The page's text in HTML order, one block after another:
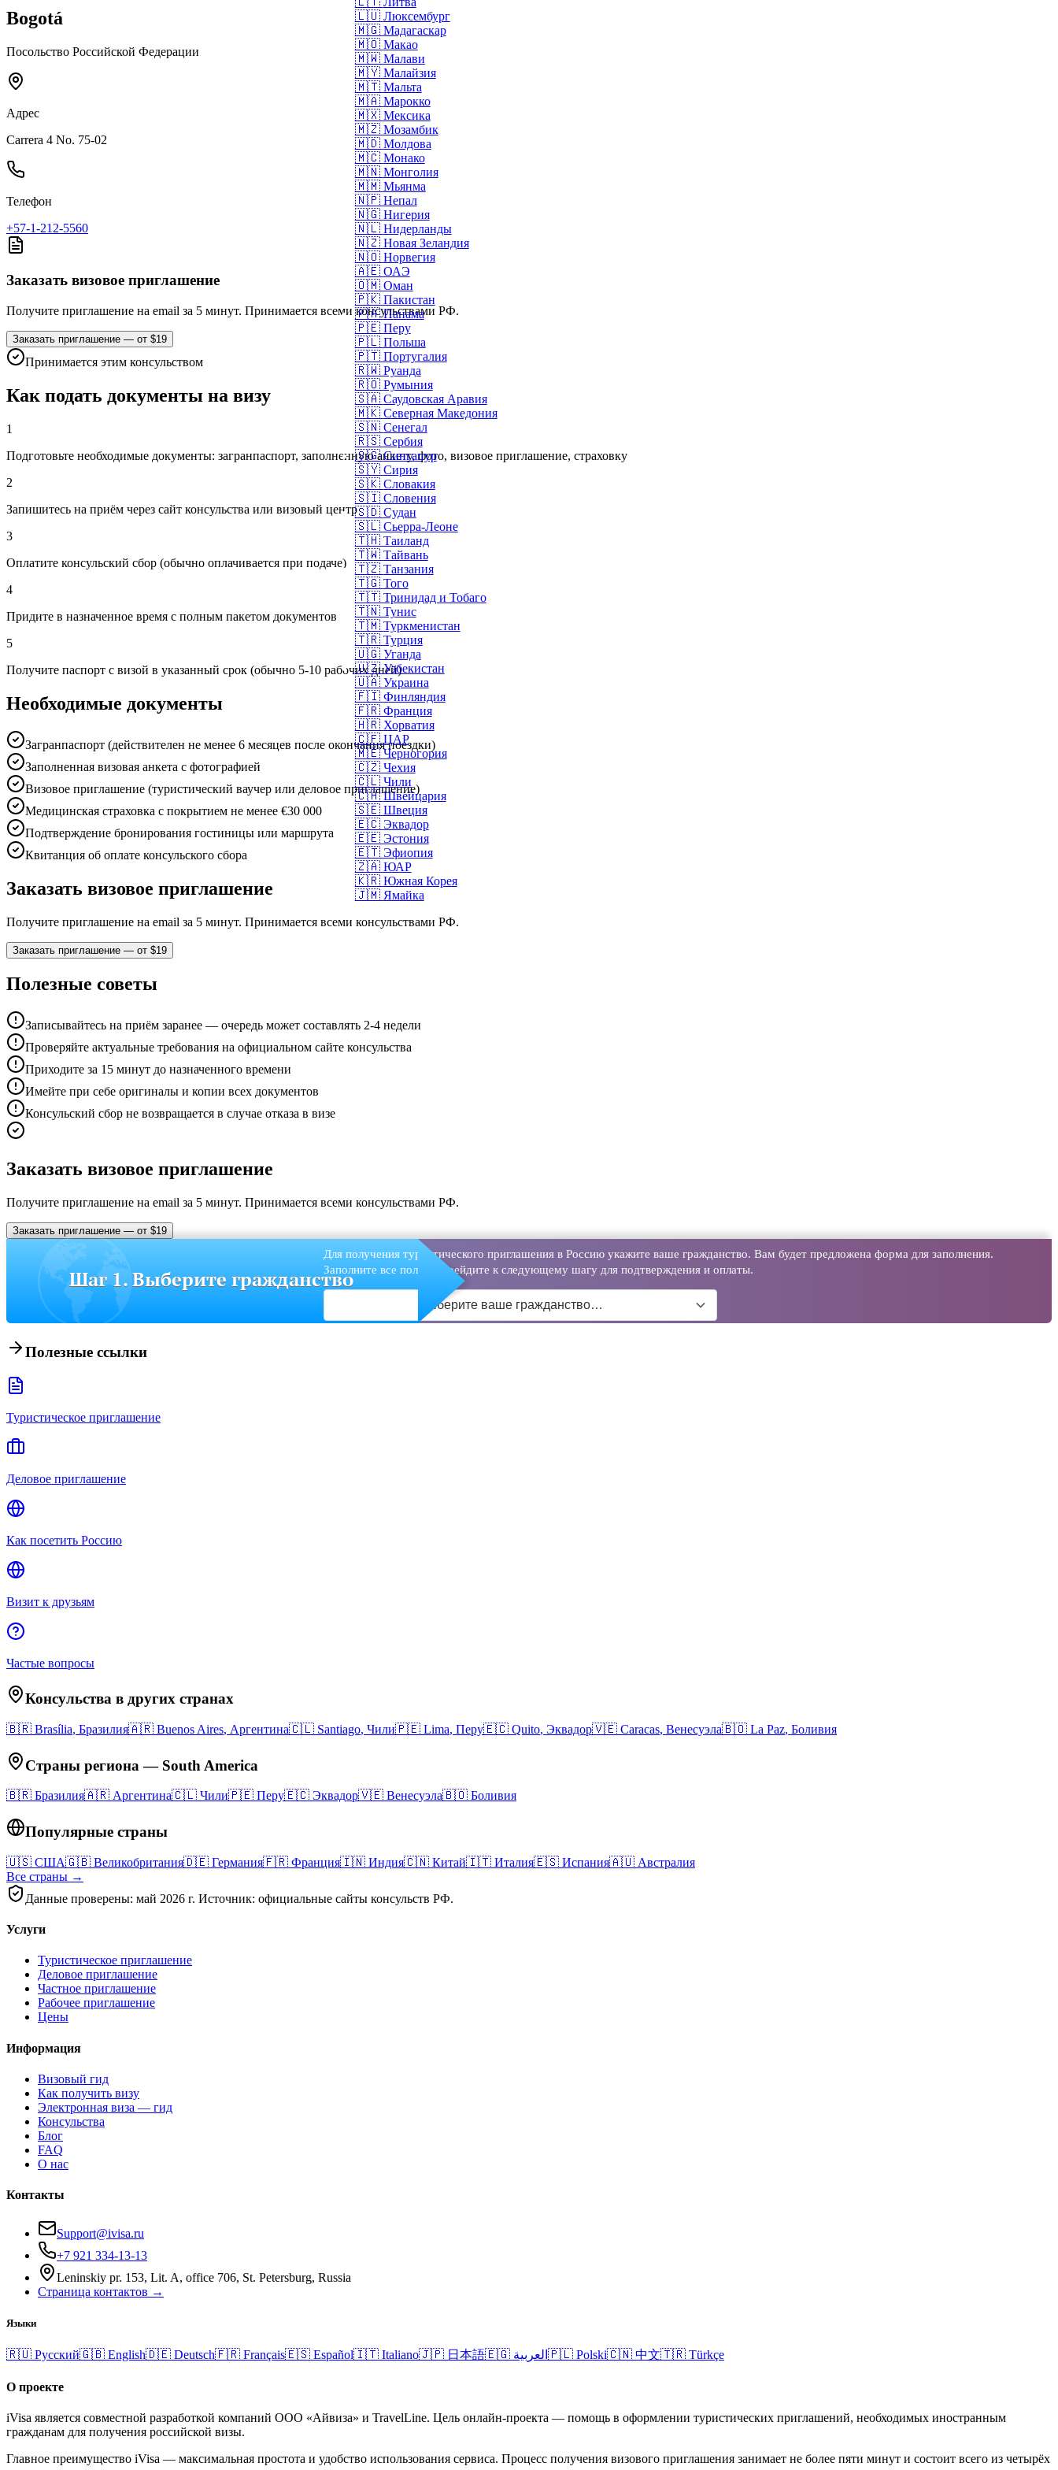
🇱🇺 Люксембург
🇲🇬 Мадагаскар
🇲🇴 Макао
🇲🇼 Малави
🇲🇾 Малайзия
🇲🇹 Мальта
🇲🇦 Марокко
🇲🇽 Мексика
🇲🇿 Мозамбик
🇲🇩 Молдова
🇲🇨 Монако
🇲🇳 Монголия
🇲🇲 Мьянма
🇳🇵 Непал
🇳🇬 Нигерия
🇳🇱 Нидерланды
🇳🇿 Новая Зеландия
🇳🇴 Норвегия
🇦🇪 ОАЭ
🇴🇲 Оман
🇵🇰 Пакистан
🇵🇦 Панама
🇵🇪 Перу
🇵🇱 Польша
🇵🇹 Португалия
🇷🇼 Руанда
🇷🇴 Румыния
🇸🇦 Саудовская Аравия
🇲🇰 Северная Македония
🇸🇳 Сенегал
🇷🇸 Сербия
🇸🇬 Сингапур
🇸🇾 Сирия
🇸🇰 Словакия
🇸🇮 Словения
🇸🇩 Судан
🇸🇱 Сьерра-Леоне
🇹🇭 Таиланд
🇹🇼 Тайвань
🇹🇿 Танзания
🇹🇬 Того
🇹🇹 Тринидад и Тобаго
🇹🇳 Тунис
🇹🇲 Туркменистан
🇹🇷 Турция
🇺🇬 Уганда
🇺🇿 Узбекистан
🇺🇦 Украина
🇫🇮 Финляндия
🇫🇷 Франция
🇭🇷 Хорватия
🇨🇫 ЦАР
🇲🇪 Черногория
🇨🇿 Чехия
🇨🇱 Чили
🇨🇭 Швейцария
🇸🇪 Швеция
🇪🇨 Эквадор
🇪🇪 Эстония
🇪🇹 Эфиопия
🇿🇦 ЮАР
🇰🇷 Южная Корея
🇯🇲 Ямайка
Bogotá
Посольство Российской Федерации
Адрес
Carrera 4 No. 75-02
Телефон
+57-1-212-5560
Заказать визовое приглашение
Получите приглашение на email за 5 минут. Принимается всеми консульствами РФ.
Заказать приглашение — от $19
Принимается этим консульством
Как подать документы на визу
1
Подготовьте необходимые документы: загранпаспорт, заполненную анкету, фото, визовое приглашение, страховку
2
Запишитесь на приём через сайт консульства или визовый центр
3
Оплатите консульский сбор (обычно оплачивается при подаче)
4
Придите в назначенное время с полным пакетом документов
5
Получите паспорт с визой в указанный срок (обычно 5-10 рабочих дней)
Необходимые документы
Загранпаспорт (действителен не менее 6 месяцев после окончания поездки)
Заполненная визовая анкета с фотографией
Визовое приглашение (туристический ваучер или деловое приглашение)
Медицинская страховка с покрытием не менее €30 000
Подтверждение бронирования гостиницы или маршрута
Квитанция об оплате консульского сбора
Заказать визовое приглашение
Получите приглашение на email за 5 минут. Принимается всеми консульствами РФ.
Заказать приглашение — от $19
Полезные советы
Записывайтесь на приём заранее — очередь может составлять 2-4 недели
Проверяйте актуальные требования на официальном сайте консульства
Приходите за 15 минут до назначенного времени
Имейте при себе оригиналы и копии всех документов
Консульский сбор не возвращается в случае отказа в визе
Заказать визовое приглашение
Получите приглашение на email за 5 минут. Принимается всеми консульствами РФ.
Заказать приглашение — от $19
Шаг 1. Выберите гражданство
Для получения туристического приглашения в Россию укажите ваше гражданство. Вам будет предложена форма для заполнения.
Заполните все поля и перейдите к следующему шагу для подтверждения и оплаты.
Выберите ваше гражданство…
Полезные ссылки
Туристическое приглашение
Деловое приглашение
Как посетить Россию
Визит к друзьям
Частые вопросы
Консульства в других странах
🇧🇷 Brasília, Бразилия🇦🇷 Buenos Aires, Аргентина🇨🇱 Santiago, Чили🇵🇪 Lima, Перу🇪🇨 Quito, Эквадор🇻🇪 Caracas, Венесуэла🇧🇴 La Paz, Боливия
Страны региона — South America
🇧🇷 Бразилия🇦🇷 Аргентина🇨🇱 Чили🇵🇪 Перу🇪🇨 Эквадор🇻🇪 Венесуэла🇧🇴 Боливия
Популярные страны
🇺🇸 США🇬🇧 Великобритания🇩🇪 Германия🇫🇷 Франция🇮🇳 Индия🇨🇳 Китай🇮🇹 Италия🇪🇸 Испания🇦🇺 Австралия
Все страны →
Данные проверены: май 2026 г. Источник: официальные сайты консульств РФ.
Услуги
Туристическое приглашение
Деловое приглашение
Частное приглашение
Рабочее приглашение
Цены
Информация
Визовый гид
Как получить визу
Электронная виза — гид
Консульства
Блог
FAQ
О нас
Контакты
Support@ivisa.ru
+7 921 334-13-13
Leninskiy pr. 153, Lit. A, office 706, St. Petersburg, Russia
Страница контактов →
Языки
🇷🇺 Русский🇬🇧 English🇩🇪 Deutsch🇫🇷 Français🇪🇸 Español🇮🇹 Italiano🇯🇵 日本語🇪🇬 العربية 🇵🇱 Polski🇨🇳 中文🇹🇷 Türkçe
О проекте
iVisa является совместной разработкой компаний ООО «Айвиза» и TravelLine. Цель онлайн-проекта — помощь в оформлении туристических приглашений, необходимых иностранным
гражданам для получения российской визы.
Главное преимущество iVisa — максимальная простота и удобство использования сервиса. Процесс получения визового приглашения занимает не более пяти минут и состоит всего из четырёх